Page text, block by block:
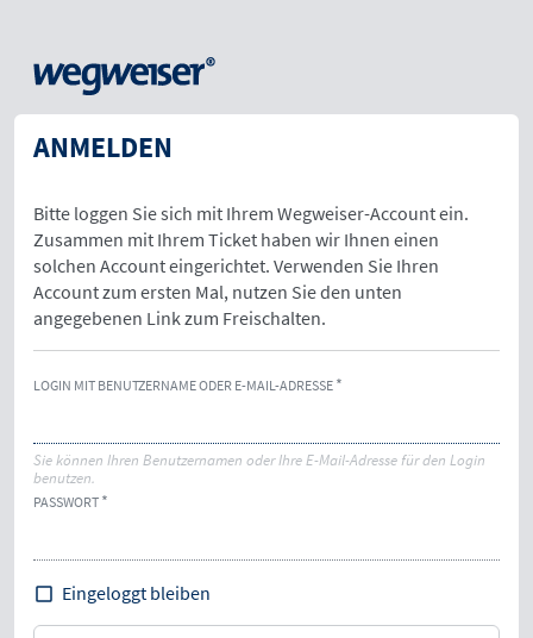
ANMELDEN
Bitte loggen Sie sich mit Ihrem Wegweiser-Account ein.
Zusammen mit Ihrem Ticket haben wir Ihnen einen
solchen Account eingerichtet. Verwenden Sie Ihren
Account zum ersten Mal, nutzen Sie den unten
angegebenen Link zum Freischalten.
LOGIN MIT BENUTZERNAME ODER E-MAIL-ADRESSE
Sie können Ihren Benutzernamen oder Ihre E-Mail-Adresse für den Login
benutzen.
PASSWORT
Eingeloggt bleiben